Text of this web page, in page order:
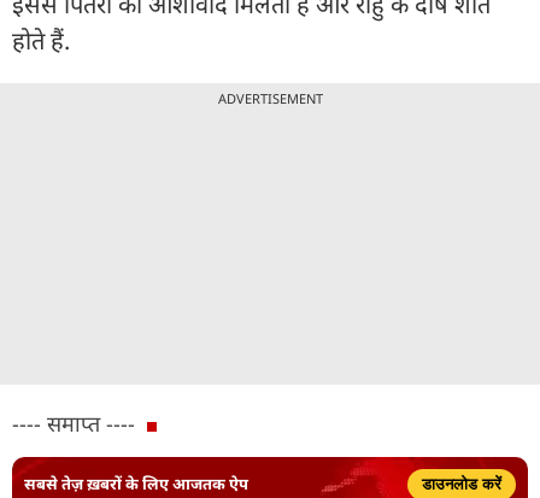
होते हैं.
ADVERTISEMENT
---- समाप्त ----
सबसे तेज़ ख़बरों के लिए आजतक ऐप डाउनलोड करें